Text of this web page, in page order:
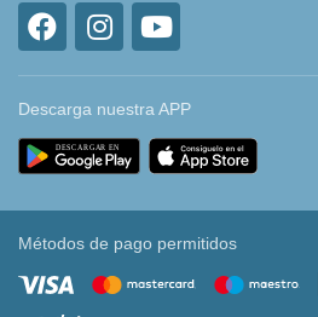
Descarga nuestra APP
Métodos de pago permitidos